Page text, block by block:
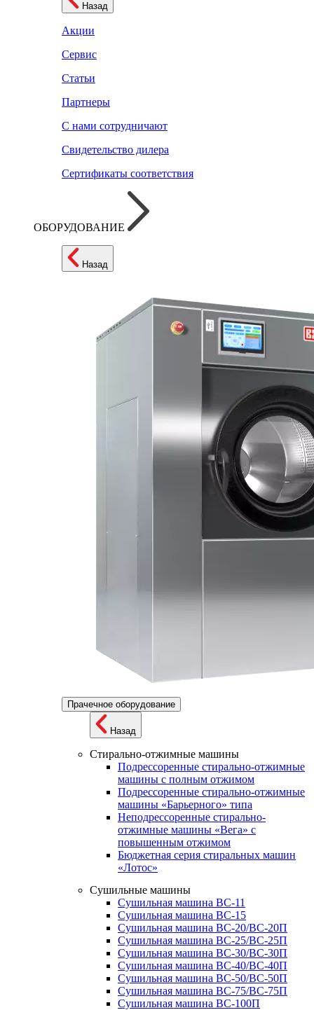
Назад
Акции
Сервис
Статьи
Партнеры
С нами сотрудничают
Свидетельство дилера
Сертификаты соответствия
ОБОРУДОВАНИЕ
Назад
Прачечное оборудование
Назад
Стирально-отжимные машины
Подрессоренные стирально-отжимные
машины с полным отжимом
Подрессоренные стирально-отжимные
машины «Барьерного» типа
Неподрессоренные стирально-
отжимные машины «Вега» с
повышенным отжимом
Бюджетная серия стиральных машин
«Лотос»
Сушильные машины
Сушильная машина ВС-11
Сушильная машина ВС-15
Сушильная машина ВС-20/ВС-20П
Сушильная машина ВС-25/ВС-25П
Сушильная машина ВС-30/ВС-30П
Сушильная машина ВС-40/ВС-40П
Сушильная машина ВС-50/ВС-50П
Сушильная машина ВС-75/ВС-75П
Сушильная машина ВС-100П